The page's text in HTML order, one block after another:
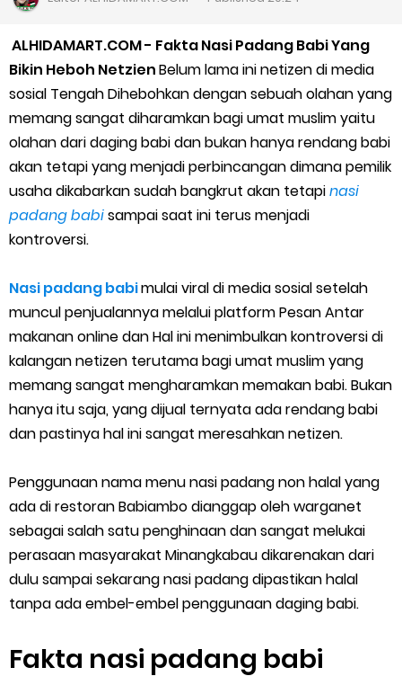
Apa itu Grab Saap? Layanan Antri Online Terbaru Dari Grab
Cara Jitu Mendapat Voucher Gojek Gratis
Cara Ping DNS Server Gojek Gopartner
Cara Mudah Melihat Nomor Shopeepay Sendiri dan Orang Lain
7 Cara Mudah Top Up Grab untuk Driver
5 Versi Map Paling Gacor Untuk Ojek Online
Penyebab dan Cara Memulihkan Akun Gojek Dibekukan
Cara Menghitung Penghasilan Grab Sesuai dengan Orderan
Cara Menggunakan Paket Telkomsel Mitra Gojek
5 Biaya Potongan Shopee Food yang Perlu Kamu Ketahui
10 Cara Jitu Autobid Untuk Lala Motor dan Mobil 2023
Batas Saldo Untuk Akun Gopay Biasa dan Upgrade
Enroute Drop: Arti dan Penjelasan Resi Gosend
ALHIDAMART.COM - Fakta Nasi Padang Babi Yang
Bikin Heboh NetzienBelum lama ini netizen di media
sosial Tengah Dihebohkan dengan sebuah olahan yang
memang sangat diharamkan bagi umat muslim yaitu
olahan dari daging babi dan bukan hanya rendang babi
akan tetapi yang menjadi perbincangan dimana pemilik
usaha dikabarkan sudah bangkrut akan tetapinasi
padang babisampai saat ini terus menjadi
kontroversi.
Nasi padang babimulai viral di media sosial setelah
muncul penjualannya melalui platform Pesan Antar
makanan online dan Hal ini menimbulkan kontroversi di
kalangan netizen terutama bagi umat muslim yang
memang sangat mengharamkan memakan babi. Bukan
hanya itu saja, yang dijual ternyata ada rendang babi
dan pastinya hal ini sangat meresahkan netizen.
Penggunaan nama menu nasi padang non halal yang
ada di restoran Babiambo dianggap oleh warganet
sebagai salah satu penghinaan dan sangat melukai
perasaan masyarakat Minangkabau dikarenakan dari
dulu sampai sekarang nasi padang dipastikan halal
tanpa ada embel-embel penggunaan daging babi.
Fakta nasi padang babi